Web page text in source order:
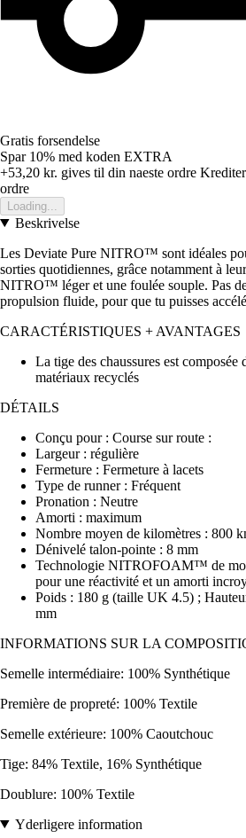
Gratis forsendelse
Spar 10% med koden EXTRA
+53,20 kr. gives til din naeste ordre
ordre
Loading...
Beskrivelse
Les Deviate Pure NITRO™ sont idéales
sorties quotidiennes, grâce notamment à
NITRO™ léger et une foulée souple. Pas
propulsion fluide, pour que tu puisses
CARACTÉRISTIQUES + AVANTAGES
La tige des chaussures est composée
matériaux recyclés
DÉTAILS
Conçu pour : Course sur route :
Largeur : régulière
Fermeture : Fermeture à lacets
Type de runner : Fréquent
Pronation : Neutre
Amorti : maximum
Nombre moyen de kilomètres : 800
Dénivelé talon-pointe : 8 mm
Technologie NITROFOAM™ de
pour une réactivité et un amorti
Poids : 180 g (taille UK 4.5) ;
mm
INFORMATIONS SUR LA
Semelle intermédiaire: 100% Synthétique
Première de propreté: 100% Textile
Semelle extérieure: 100% Caoutchouc
Tige: 84% Textile, 16% Synthétique
Doublure: 100% Textile
Yderligere information